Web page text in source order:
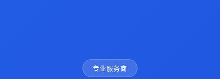
专业服务商